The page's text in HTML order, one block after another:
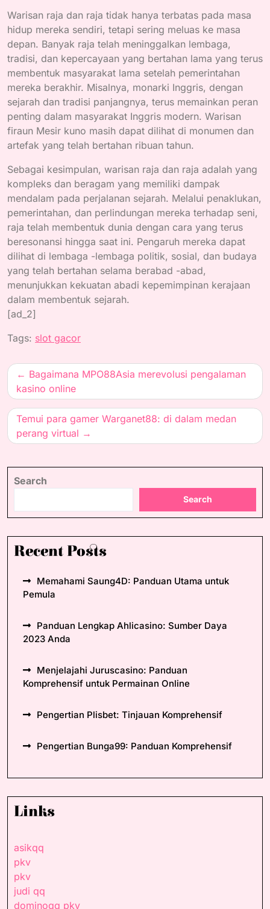
Warisan raja dan raja tidak hanya terbatas pada masa
hidup mereka sendiri, tetapi sering meluas ke masa
depan. Banyak raja telah meninggalkan lembaga,
tradisi, dan kepercayaan yang bertahan lama yang terus
membentuk masyarakat lama setelah pemerintahan
mereka berakhir. Misalnya, monarki Inggris, dengan
sejarah dan tradisi panjangnya, terus memainkan peran
penting dalam masyarakat Inggris modern. Warisan
firaun Mesir kuno masih dapat dilihat di monumen dan
artefak yang telah bertahan ribuan tahun.
Sebagai kesimpulan, warisan raja dan raja adalah yang
kompleks dan beragam yang memiliki dampak
mendalam pada perjalanan sejarah. Melalui penaklukan,
pemerintahan, dan perlindungan mereka terhadap seni,
raja telah membentuk dunia dengan cara yang terus
beresonansi hingga saat ini. Pengaruh mereka dapat
dilihat di lembaga -lembaga politik, sosial, dan budaya
yang telah bertahan selama berabad -abad,
menunjukkan kekuatan abadi kepemimpinan kerajaan
dalam membentuk sejarah.
[ad_2]
Tags: slot gacor
Post
navigation
Bagaimana MPO88Asia merevolusi pengalaman
kasino online
Temui para gamer Warganet88: di dalam medan
perang virtual
Search
Search
Recent Posts
Memahami Saung4D: Panduan Utama untuk
Pemula
Panduan Lengkap Ahlicasino: Sumber Daya
2023 Anda
Menjelajahi Juruscasino: Panduan
Komprehensif untuk Permainan Online
Pengertian Plisbet: Tinjauan Komprehensif
Pengertian Bunga99: Panduan Komprehensif
Links
asikqq
pkv
pkv
judi qq
dominoqq pkv